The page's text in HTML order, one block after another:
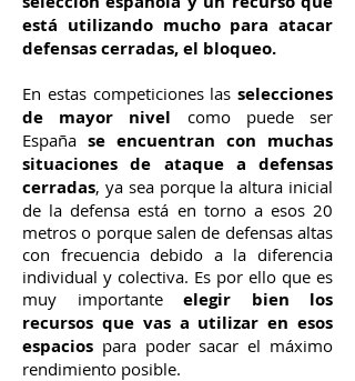
está utilizando mucho para atacar
defensas cerradas, el bloqueo.
En estas competiciones las selecciones
de mayor nivel como puede ser
España se encuentran con muchas
situaciones de ataque a defensas
cerradas, ya sea porque la altura inicial
de la defensa está en torno a esos 20
metros o porque salen de defensas altas
con frecuencia debido a la diferencia
individual y colectiva. Es por ello que es
muy importante elegir bien los
recursos que vas a utilizar en esos
espacios para poder sacar el máximo
rendimiento posible.